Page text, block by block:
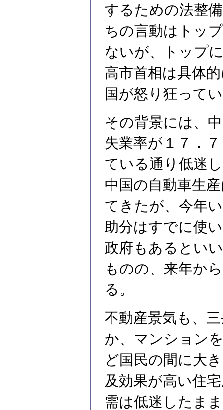
するための法整
ちの言動はトッ
ないが、トップ
高市首相は具体
国が怒り狂って
その背景には、
失業率が１７．
ている通り低迷
中国の自動車生
てきたが、今年
助分はすでに使
政府もあるとい
ものの、来年か
る。
不動産景気も、
か、マンション
ど国民の間に大
及効果が高い住
需は低迷したま